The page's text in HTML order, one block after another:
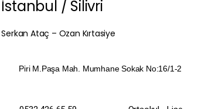
Kocaeli
Konya
Kütahya
İstanbul / Silivri
Serkan Ataç – Ozan Kırtasiye
Piri M.Paşa Mah. Mumhane Sokak No:16/1-2